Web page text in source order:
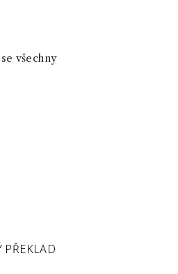
všechny
PŘEKLAD